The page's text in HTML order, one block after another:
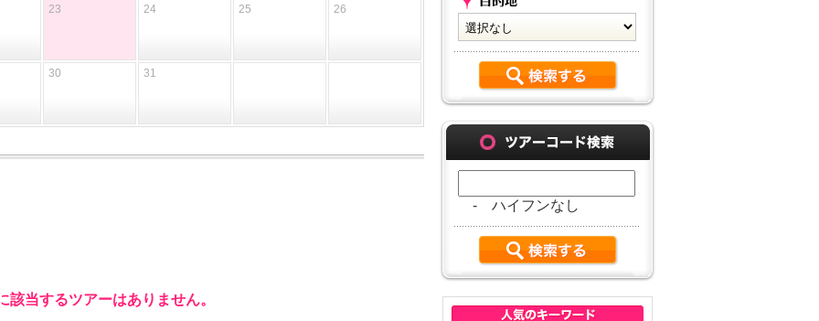
- ハイフンなし
23 24 25 26
30 31
該当するツアーはありません。